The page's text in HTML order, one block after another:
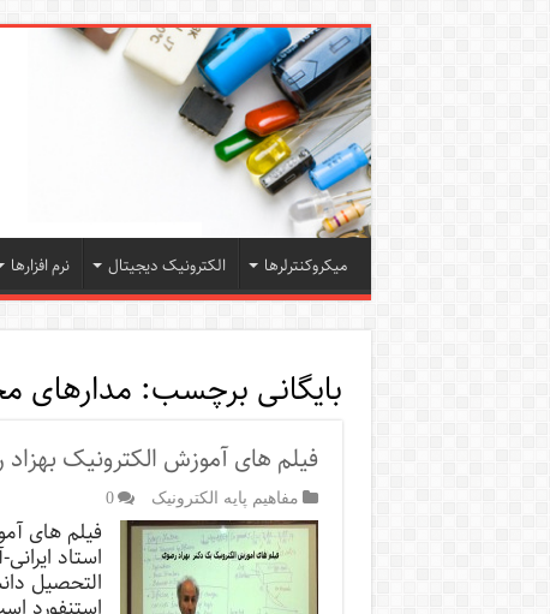
میکروکنترلرها الکترونیک دیجیتال نرم افزارها
بایگانی برچسب: مدارهای
فیلم های آموزش الکترونیک
مفاهیم پایه الکترونیک 0
فیلم های
استاد
التحصیل